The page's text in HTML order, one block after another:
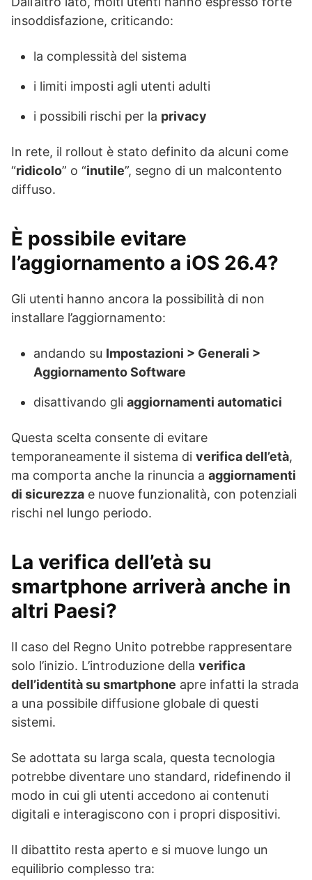
insoddisfazione, criticando:
la complessità del sistema
i limiti imposti agli utenti adulti
i possibili rischi per la privacy
In rete, il rollout è stato definito da alcuni come
“ridicolo” o “inutile”, segno di un malcontento
diffuso.
È possibile evitare
l’aggiornamento a iOS 26.4?
Gli utenti hanno ancora la possibilità di non
installare l’aggiornamento:
andando su Impostazioni > Generali >
Aggiornamento Software
disattivando gli aggiornamenti automatici
Questa scelta consente di evitare
temporaneamente il sistema di verifica dell’età,
ma comporta anche la rinuncia a aggiornamenti
di sicurezza e nuove funzionalità, con potenziali
rischi nel lungo periodo.
La verifica dell’età su
smartphone arriverà anche in
altri Paesi?
Il caso del Regno Unito potrebbe rappresentare
solo l’inizio. L’introduzione della verifica
dell’identità su smartphone apre infatti la strada
a una possibile diffusione globale di questi
sistemi.
Se adottata su larga scala, questa tecnologia
potrebbe diventare uno standard, ridefinendo il
modo in cui gli utenti accedono ai contenuti
digitali e interagiscono con i propri dispositivi.
Il dibattito resta aperto e si muove lungo un
equilibrio complesso tra: